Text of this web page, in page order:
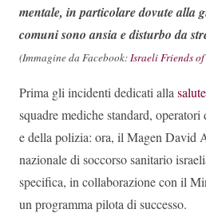
mentale, in particolare dovute alla
comuni sono ansia e disturbo da
(Immagine da Facebook:Israeli Friends
Prima gli incidenti dedicati alla
squadre mediche standard,
e della polizia: ora, il Magen David
nazionale di soccorso sanitario
specifica, in collaborazione con il
un programma pilota di successo.